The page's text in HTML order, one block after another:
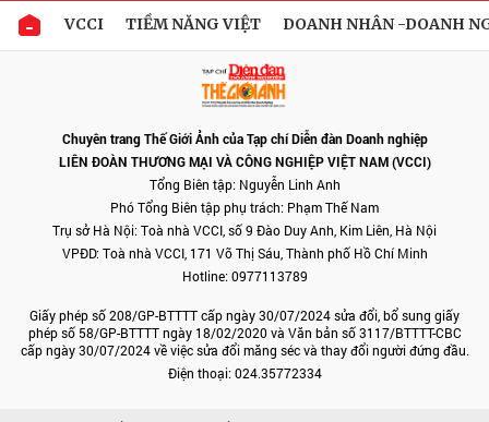
VCCI TIỀM NĂNG VIỆT DOANH NHÂN -DOANH
Chuyên trang Thế Giới Ảnh của Tạp chí Diễn đàn Doanh nghiệp
LIÊN ĐOÀN THƯƠNG MẠI VÀ CÔNG NGHIỆP VIỆT NAM (VCCI)
Tổng Biên tập: Nguyễn Linh Anh
Phó Tổng Biên tập phụ trách: Phạm Thế Nam
Trụ sở Hà Nội: Toà nhà VCCI, số 9 Đào Duy Anh, Kim Liên, Hà Nội
VPĐD: Toà nhà VCCI, 171 Võ Thị Sáu, Thành phố Hồ Chí Minh
Hotline: 0977113789
Giấy phép số 208/GP-BTTTT cấp ngày 30/07/2024 sửa đổi, bổ sung giấy
phép số 58/GP-BTTTT ngày 18/02/2020 và Văn bản số 3117/BTTTT-CBC
cấp ngày 30/07/2024 về việc sửa đổi măng séc và thay đổi người đứng đầu.
Điện thoại: 024.35772334